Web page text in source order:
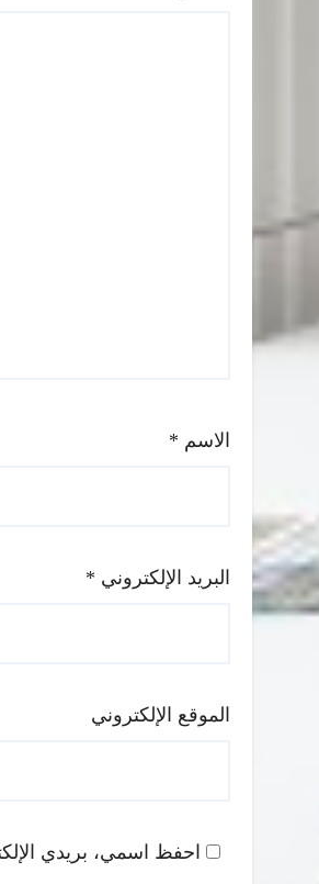
الاسم *
البريد الإلكتروني *
الموقع الإلكتروني
احفظ اسمي، بريدي